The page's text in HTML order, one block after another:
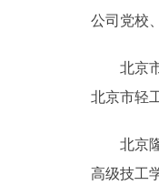
公司党校、
北京市
北京市轻
北京隆
高级技工